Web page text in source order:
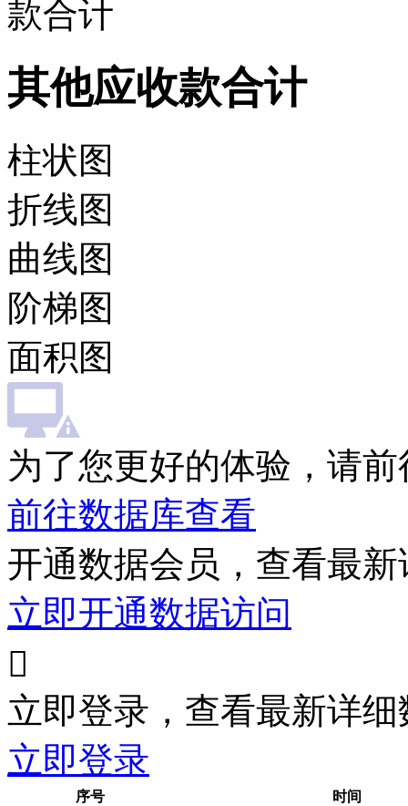
款合计
其他应收款合计
柱状图
折线图
曲线图
阶梯图
面积图
为了您更好的体验，请
前往数据库查看
开通数据会员，查看最
立即开通数据访问

立即登录，查看最新详细
立即登录
序号
时间